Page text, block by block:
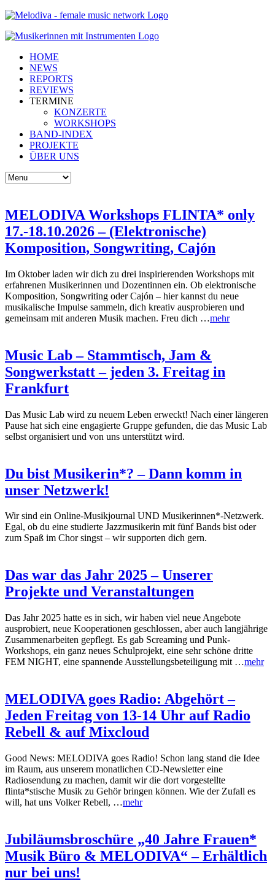
HOME
NEWS
REPORTS
REVIEWS
TERMINE
KONZERTE
WORKSHOPS
BAND-INDEX
PROJEKTE
ÜBER UNS
MELODIVA Workshops FLINTA* only
17.-18.10.2026 – (Elektronische)
Komposition, Songwriting, Cajón
Im Oktober laden wir dich zu drei inspirierenden Workshops mit
erfahrenen Musikerinnen und Dozentinnen ein. Ob elektronische
Komposition, Songwriting oder Cajón – hier kannst du neue
musikalische Impulse sammeln, dich kreativ ausprobieren und
gemeinsam mit anderen Musik machen. Freu dich …mehr
Music Lab – Stammtisch, Jam &
Songwerkstatt – jeden 3. Freitag in
Frankfurt
Das Music Lab wird zu neuem Leben erweckt! Nach einer längeren
Pause hat sich eine engagierte Gruppe gefunden, die das Music Lab
selbst organisiert und von uns unterstützt wird.
Du bist Musikerin*? – Dann komm in
unser Netzwerk!
Wir sind ein Online-Musikjournal UND Musikerinnen*-Netzwerk.
Egal, ob du eine studierte Jazzmusikerin mit fünf Bands bist oder
zum Spaß im Chor singst – wir supporten dich gern.
Das war das Jahr 2025 – Unserer
Projekte und Veranstaltungen
Das Jahr 2025 hatte es in sich, wir haben viel neue Angebote
ausprobiert, neue Kooperationen geschlossen, aber auch langjährige
Zusammenarbeiten gepflegt. Es gab Screaming und Punk-
Workshops, ein ganz neues Schulprojekt, eine sehr schöne dritte
FEM NIGHT, eine spannende Ausstellungsbeteiligung mit …mehr
MELODIVA goes Radio: Abgehört –
Jeden Freitag von 13-14 Uhr auf Radio
Rebell & auf Mixcloud
Good News: MELODIVA goes Radio! Schon lang stand die Idee
im Raum, aus unserem monatlichen CD-Newsletter eine
Radiosendung zu machen, damit wir die dort vorgestellte
flinta*stische Musik zu Gehör bringen können. Wie der Zufall es
will, hat uns Volker Rebell, …mehr
Jubiläumsbroschüre „40 Jahre Frauen*
Musik Büro & MELODIVA“ – Erhältlich
nur bei uns!